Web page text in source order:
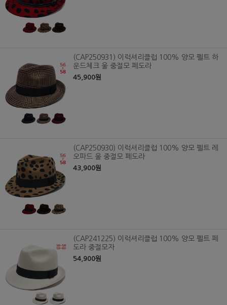
(CAP250931) 이럭셔리클럽 100% 양모 펠트 하
운드체크 울 중절모 페도라
45,900원
(CAP250930) 이럭셔리클럽 100% 양모 펠트 레
오파드 울 중절모 페도라
43,900원
(CAP241225) 이럭셔리클럽 100% 양모 펠트 페
도라 중절모자
54,900원